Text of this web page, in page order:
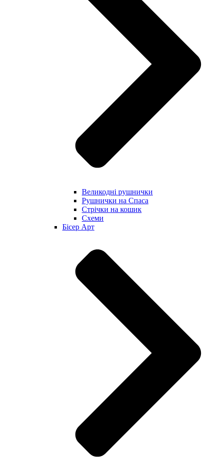
Великодні рушнички
Рушнички на Спаса
Стрічки на кошик
Схеми
Бісер Арт